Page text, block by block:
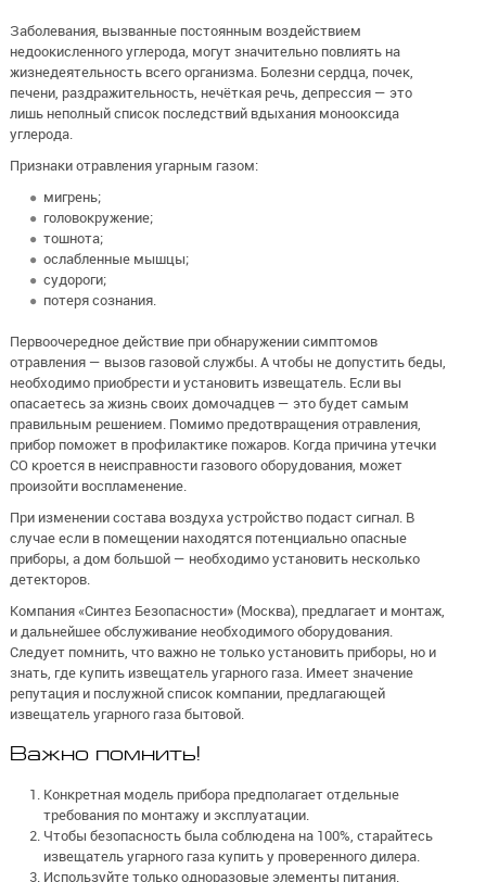
Заболевания, вызванные постоянным воздействием
недоокисленного углерода, могут значительно повлиять на
жизнедеятельность всего организма. Болезни сердца, почек,
печени, раздражительность, нечёткая речь, депрессия — это
лишь неполный список последствий вдыхания монооксида
углерода.
Признаки отравления угарным газом:
мигрень;
головокружение;
тошнота;
ослабленные мышцы;
судороги;
потеря сознания.
Первоочередное действие при обнаружении симптомов
отравления — вызов газовой службы. А чтобы не допустить беды,
необходимо приобрести и установить извещатель. Если вы
опасаетесь за жизнь своих домочадцев — это будет самым
правильным решением. Помимо предотвращения отравления,
прибор поможет в профилактике пожаров. Когда причина утечки
СО кроется в неисправности газового оборудования, может
произойти воспламенение.
При изменении состава воздуха устройство подаст сигнал. В
случае если в помещении находятся потенциально опасные
приборы, а дом большой — необходимо установить несколько
детекторов.
Компания «Синтез Безопасности» (Москва), предлагает и монтаж,
и дальнейшее обслуживание необходимого оборудования.
Следует помнить, что важно не только установить приборы, но и
знать, где купить извещатель угарного газа. Имеет значение
репутация и послужной список компании, предлагающей
извещатель угарного газа бытовой.
Важно помнить!
Конкретная модель прибора предполагает отдельные
требования по монтажу и эксплуатации.
Чтобы безопасность была соблюдена на 100%, старайтесь
извещатель угарного газа купить у проверенного дилера.
Используйте только одноразовые элементы питания.